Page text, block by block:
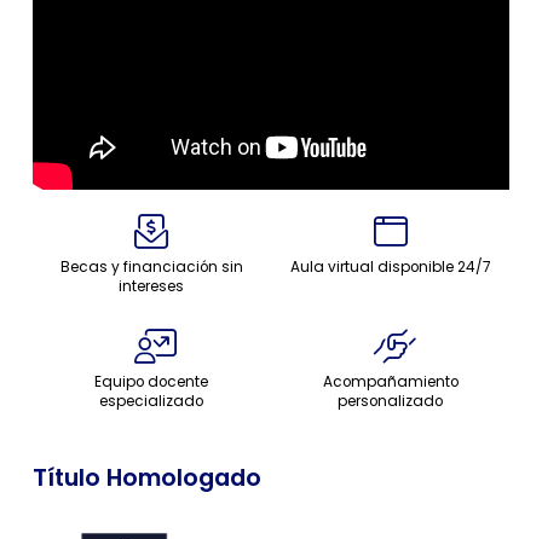
Becas y financiación sin
intereses
Aula virtual disponible 24/7
Equipo docente
especializado
Acompañamiento
personalizado
Título Homologado